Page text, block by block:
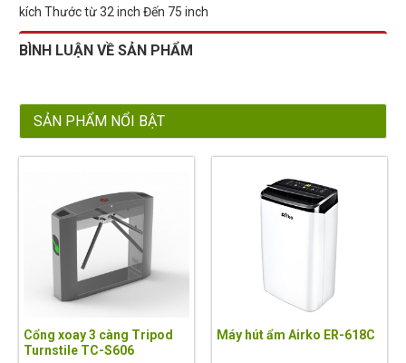
kích Thước từ 32 inch Đến 75 inch
BÌNH LUẬN VỀ SẢN PHẨM
SẢN PHẨM NỔI BẬT
Cổng xoay 3 càng Tripod
Turnstile TC-S606
Máy hút ẩm Airko ER-618C